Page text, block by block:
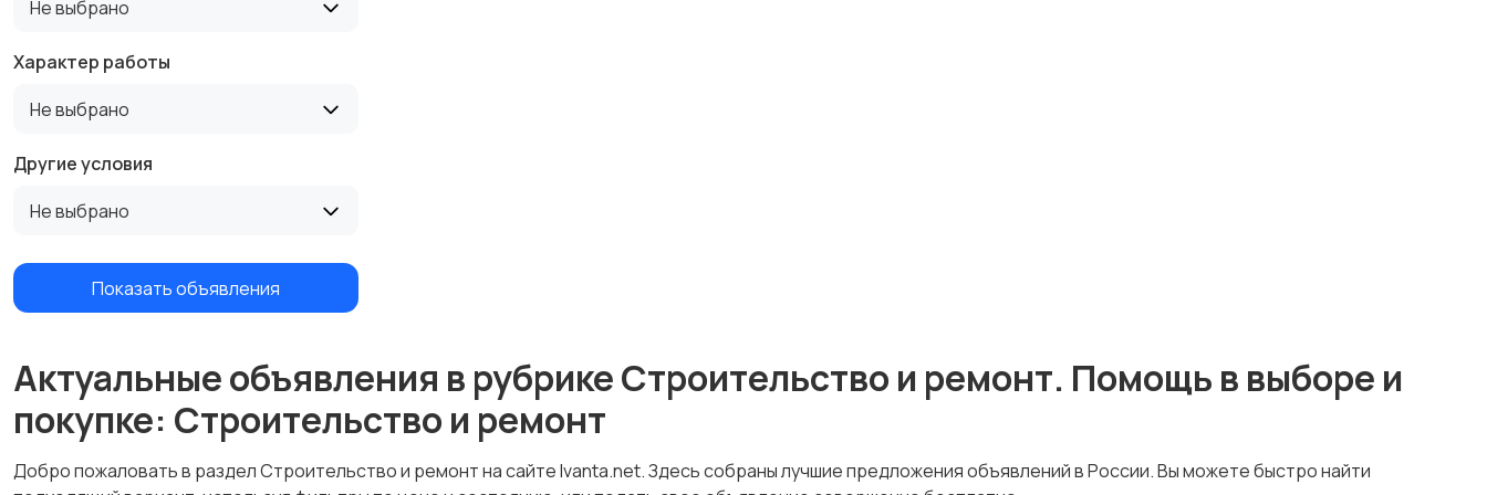
Не выбрано
Характер работы
Не выбрано
Другие условия
Не выбрано
Показать объявления
Актуальные объявления в рубрике Строительство и ремонт. Помощь в выборе и
покупке: Строительство и ремонт
Добро пожаловать в раздел Строительство и ремонт на сайте Ivanta.net. Здесь собраны лучшие предложения объявлений в России. Вы можете быстро найти